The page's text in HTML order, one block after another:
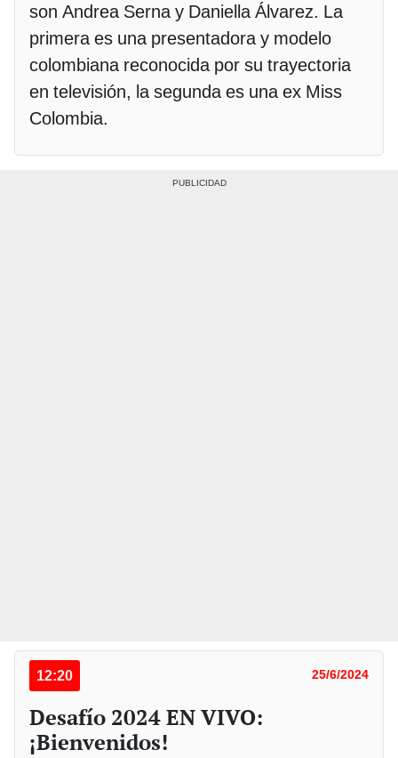
son Andrea Serna y Daniella Álvarez. La
primera es una presentadora y modelo
colombiana reconocida por su trayectoria
en televisión, la segunda es una ex Miss
Colombia.
12:20 25/6/2024
Desafío 2024 EN VIVO:
¡Bienvenidos!